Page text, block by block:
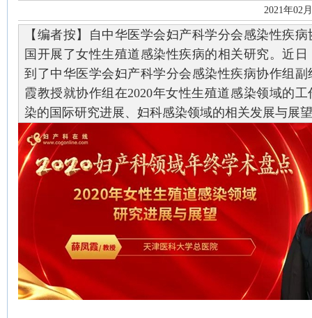
2021年02
【编者按】自中华医学会妇产科学分会感染性疾
国开展了女性生殖道感染性疾病的相关研究。近
到了中华医学会妇产科学分会感染性疾病协作组
霞教授就协作组在2020年女性生殖道感染领域的
染的国际研究进展、妇科感染领域的相关发展与展